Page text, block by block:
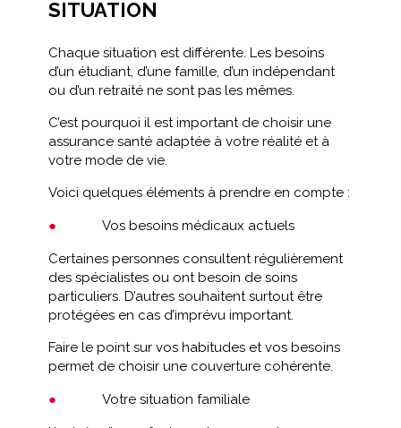
SITUATION
Chaque situation est différente. Les besoins
d’un étudiant, d’une famille, d’un indépendant
ou d’un retraité ne sont pas les mêmes.
C’est pourquoi il est important de choisir une
assurance santé adaptée à votre réalité et à
votre mode de vie.
Voici quelques éléments à prendre en compte :
Vos besoins médicaux actuels
Certaines personnes consultent régulièrement
des spécialistes ou ont besoin de soins
particuliers. D’autres souhaitent surtout être
protégées en cas d’imprévu important.
Faire le point sur vos habitudes et vos besoins
permet de choisir une couverture cohérente.
Votre situation familiale